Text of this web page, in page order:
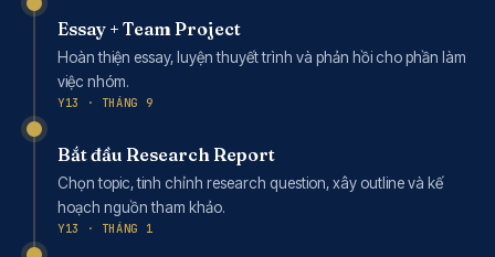
Essay + Team Project
Hoàn thiện essay, luyện thuyết trình và phản hồi cho phần làm
việc nhóm.
Y13 · THÁNG 9
Bắt đầu Research Report
Chọn topic, tinh chỉnh research question, xây outline và kế
hoạch nguồn tham khảo.
Y13 · THÁNG 1